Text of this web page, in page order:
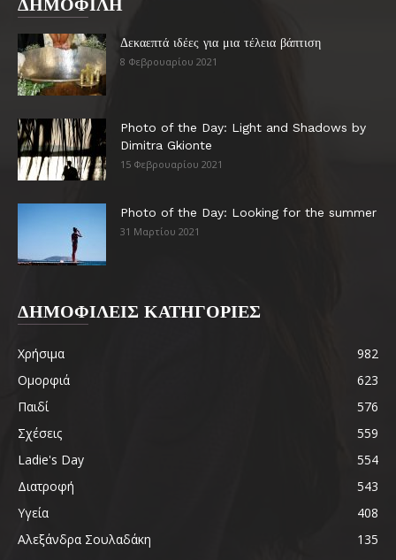
ΔΗΜΟΦΙΛΗ
Δεκαεπτά ιδέες για μια τέλεια βάπτιση
8 Φεβρουαρίου 2021
Photo of the Day: Light and Shadows by
Dimitra Gkionte
15 Φεβρουαρίου 2021
Photo of the Day: Looking for the summer
31 Μαρτίου 2021
ΔΗΜΟΦΙΛΕΙΣ ΚΑΤΗΓΟΡΙΕΣ
Χρήσιμα
982
Ομορφιά
623
Παιδί
576
Σχέσεις
559
Ladie's Day
554
Διατροφή
543
Υγεία
408
Αλεξάνδρα Σουλαδάκη
135